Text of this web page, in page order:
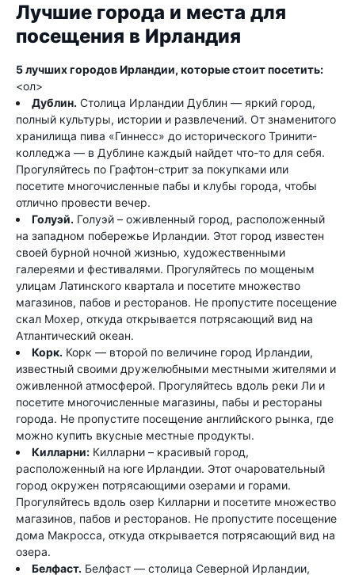
Лучшие города и места для
посещения в Ирландия
5 лучших городов Ирландии, которые стоит посетить:
<ол>
Дублин. Столица Ирландии Дублин — яркий город,
полный культуры, истории и развлечений. От знаменитого
хранилища пива «Гиннесс» до исторического Тринити-
колледжа — в Дублине каждый найдет что-то для себя.
Прогуляйтесь по Графтон-стрит за покупками или
посетите многочисленные пабы и клубы города, чтобы
отлично провести вечер.
Голуэй. Голуэй – оживленный город, расположенный
на западном побережье Ирландии. Этот город известен
своей бурной ночной жизнью, художественными
галереями и фестивалями. Прогуляйтесь по мощеным
улицам Латинского квартала и посетите множество
магазинов, пабов и ресторанов. Не пропустите посещение
скал Мохер, откуда открывается потрясающий вид на
Атлантический океан.
Корк. Корк — второй по величине город Ирландии,
известный своими дружелюбными местными жителями и
оживленной атмосферой. Прогуляйтесь вдоль реки Ли и
посетите многочисленные магазины, пабы и рестораны
города. Не пропустите посещение английского рынка, где
можно купить вкусные местные продукты.
Килларни: Килларни – красивый город,
расположенный на юге Ирландии. Этот очаровательный
город окружен потрясающими озерами и горами.
Прогуляйтесь вдоль озер Килларни и посетите множество
магазинов, пабов и ресторанов. Не пропустите посещение
дома Макросса, откуда открывается потрясающий вид на
озера.
Белфаст. Белфаст — столица Северной Ирландии,